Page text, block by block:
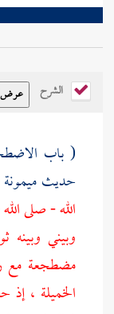
الشرح
( باب
حديث
الله - صلى
وبيني
مضطجعة مع
الخميلة ،